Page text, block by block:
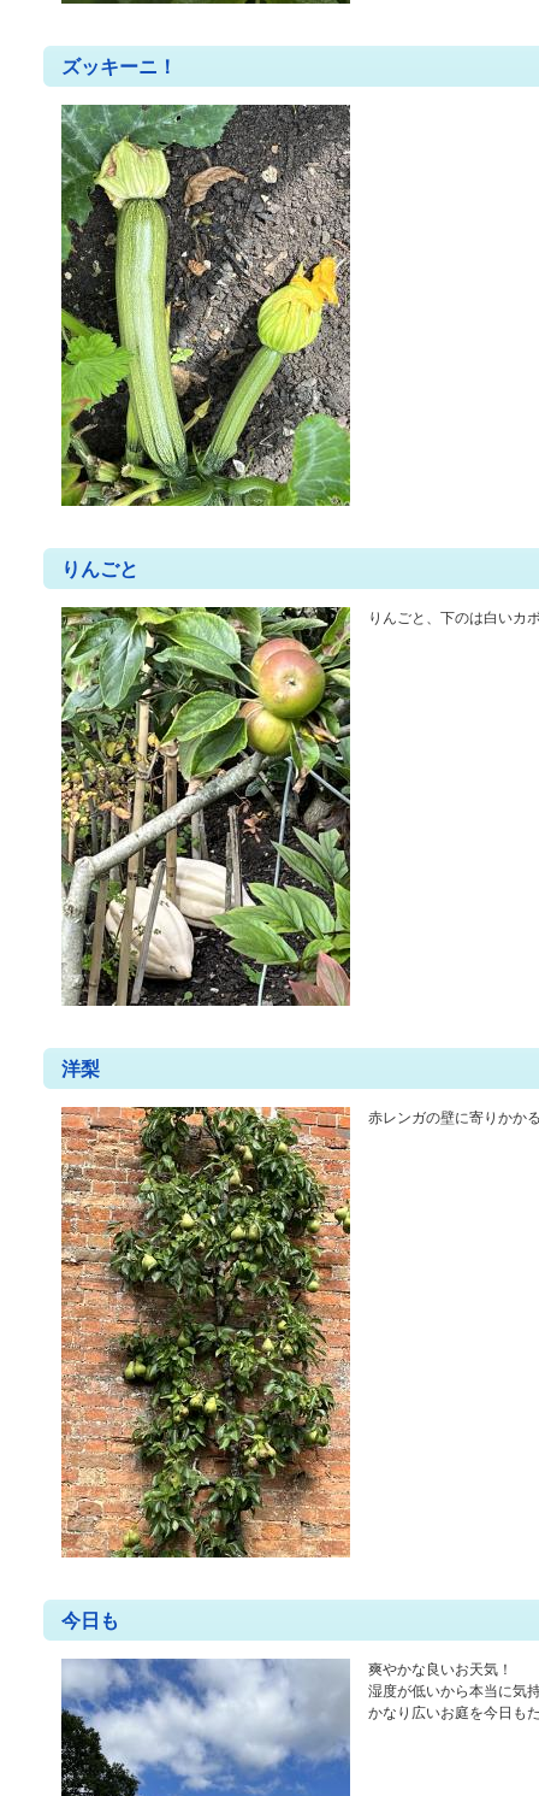
ズッキーニ！
りんごと
りんごと、下のは白いカ
洋梨
赤レンガの壁に寄りかか
今日も
爽やかな良いお天気！
湿度が低いから本当に気
かなり広いお庭を今日も